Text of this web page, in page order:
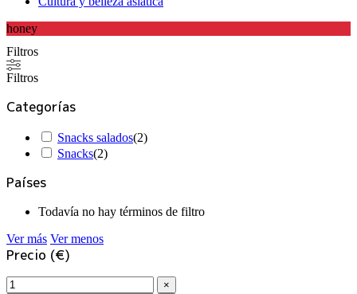
honey
Filtros
Filtros
Categorías
Snacks salados(2)
Snacks(2)
Países
Todavía no hay términos de filtro
Ver más Ver menos
Precio (€)
×